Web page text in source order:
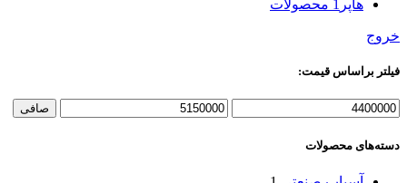
هاپر 1 محصولات
خروج
فیلتر براساس قیمت:
صافی
دسته‌های محصولات